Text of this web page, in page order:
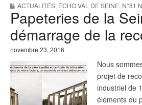
o
o
k
e
r
ACTUALITÉS, ÉCHO VAL DE SEINE, N°81
Papeteries de la
démarrage de la
novembre 23, 2016
Nous
projet de
industriel de
éléments du